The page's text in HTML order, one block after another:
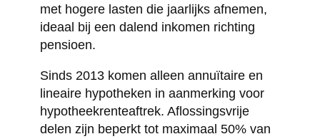
met hogere lasten die jaarlijks afnemen,
ideaal bij een dalend inkomen richting
pensioen.
Sinds 2013 komen alleen annuïtaire en
lineaire hypotheken in aanmerking voor
hypotheekrenteaftrek. Aflossingsvrije
delen zijn beperkt tot maximaal 50% van